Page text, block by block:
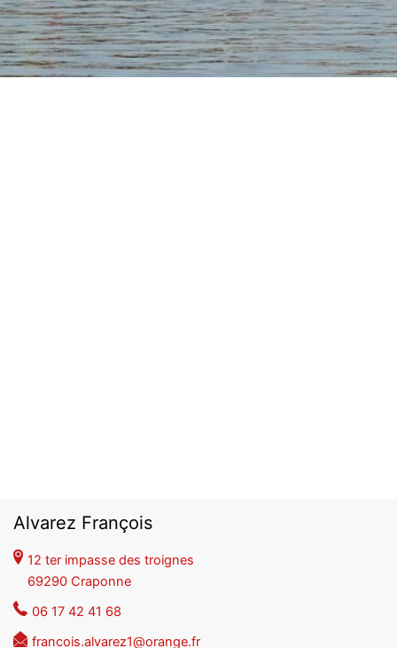
Alvarez François
12 ter impasse des troignes
69290 Craponne
06 17 42 41 68
francois.alvarez1@orange.fr